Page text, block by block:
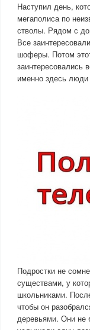
Наступил день,
мегаполиса по
стволы. Рядом с
Все
шоферы. Потом
заинтересовались
именно здесь
Подростки не
существами, у
школьниками.
чтобы он
деревьями. Они не